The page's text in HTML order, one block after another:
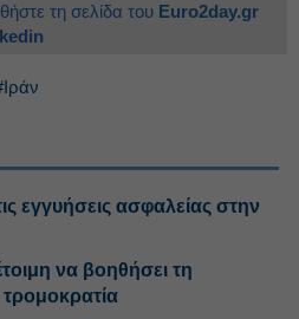
τη σελίδα του Euro2day.gr
εγγυήσεις ασφαλείας στην
να βοηθήσει τη